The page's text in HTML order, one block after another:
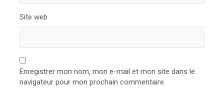
Site web
Enregistrer mon nom, mon e-mail et mon site dans le
navigateur pour mon prochain commentaire.